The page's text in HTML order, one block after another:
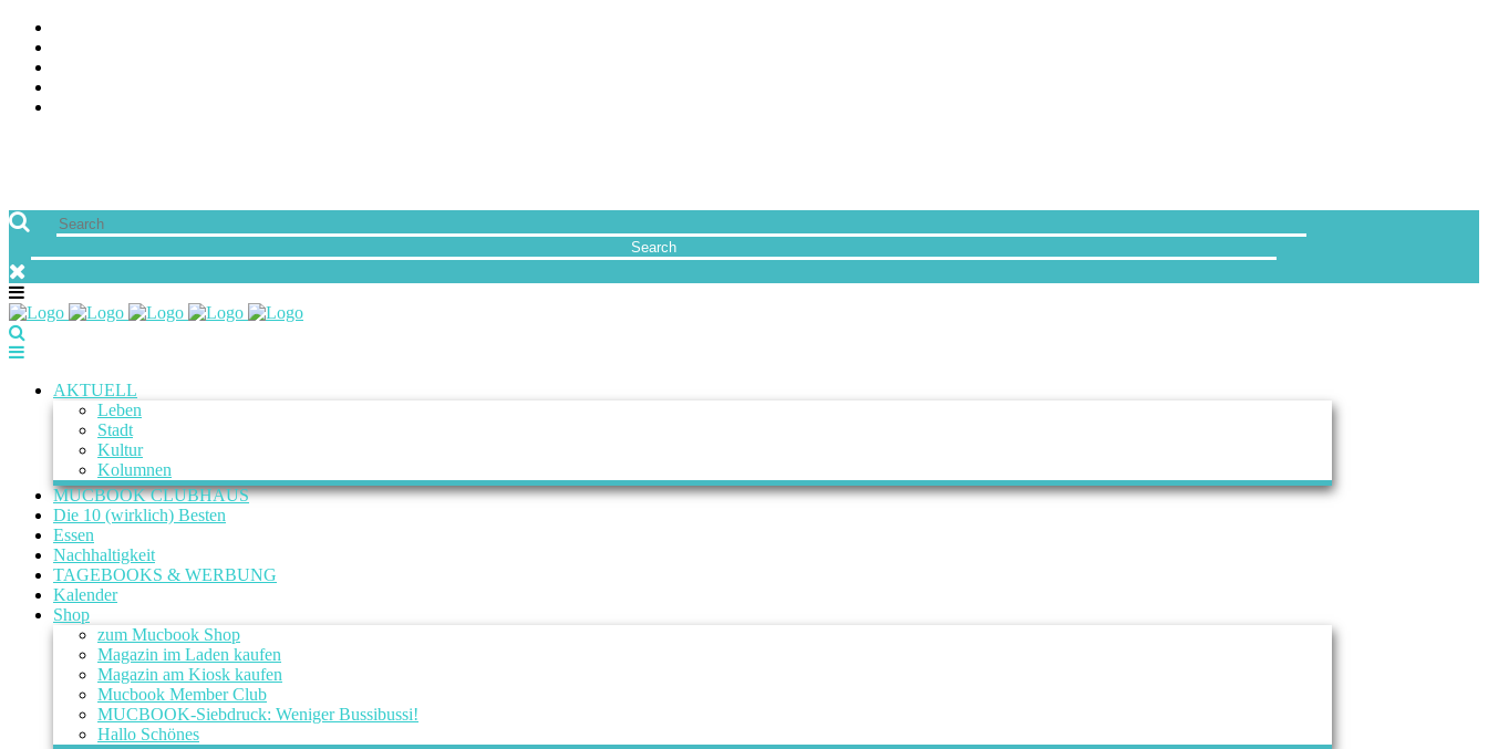
AKTUELL
Leben
Stadt
Kultur
Kolumnen
MUCBOOK CLUBHAUS
Die 10 (wirklich) Besten
Essen
Nachhaltigkeit
TAGEBOOKS & WERBUNG
Kalender
Shop
zum Mucbook Shop
Magazin im Laden kaufen
Magazin am Kiosk kaufen
Mucbook Member Club
MUCBOOK-Siebdruck: Weniger Bussibussi!
Hallo Schönes